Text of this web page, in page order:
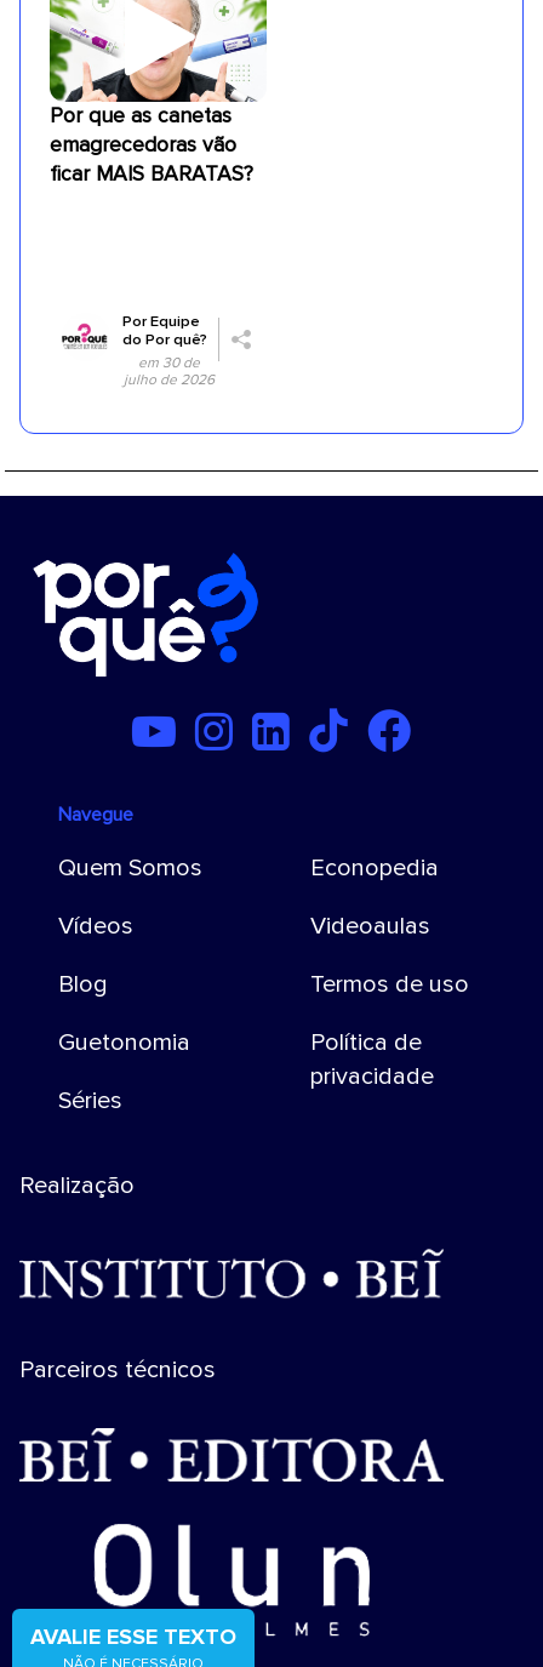
Por que as canetas
emagrecedoras vão
ficar MAIS BARATAS?
PorEquipe
do Por quê?
em 30 de
julho de 2026
AVALIE ESSE TEXTO
Navegue
Quem Somos
Vídeos
Blog
Guetonomia
Séries
Econopedia
Videoaulas
Termos de uso
Política de
privacidade
Realização
Parceiros técnicos